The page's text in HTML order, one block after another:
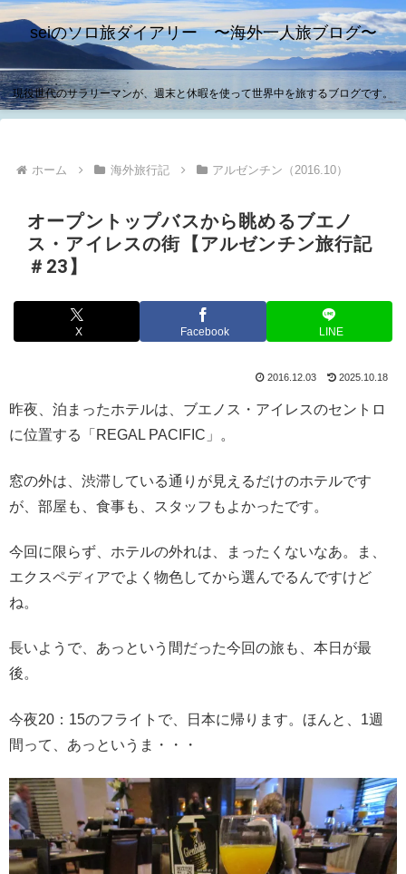
seiのソロ旅ダイアリー 〜海外一人旅ブログ〜
現役世代のサラリーマンが、週末と休暇を使って世界中を旅するブログです。
ホーム 海外旅行記 アルゼンチン（2016.10）
オープントップバスから眺めるブエノ
ス・アイレスの街【アルゼンチン旅行記
＃23】
X Facebook LINE
2016.12.03 2025.10.18
昨夜、泊まったホテルは、ブエノス・アイレスのセントロ
に位置する「REGAL PACIFIC」。
窓の外は、渋滞している通りが見えるだけのホテルです
が、部屋も、食事も、スタッフもよかったです。
今回に限らず、ホテルの外れは、まったくないなあ。ま、
エクスペディアでよく物色してから選んでるんですけど
ね。
長いようで、あっという間だった今回の旅も、本日が最
後。
今夜20：15のフライトで、日本に帰ります。ほんと、1週
間って、あっというま・・・